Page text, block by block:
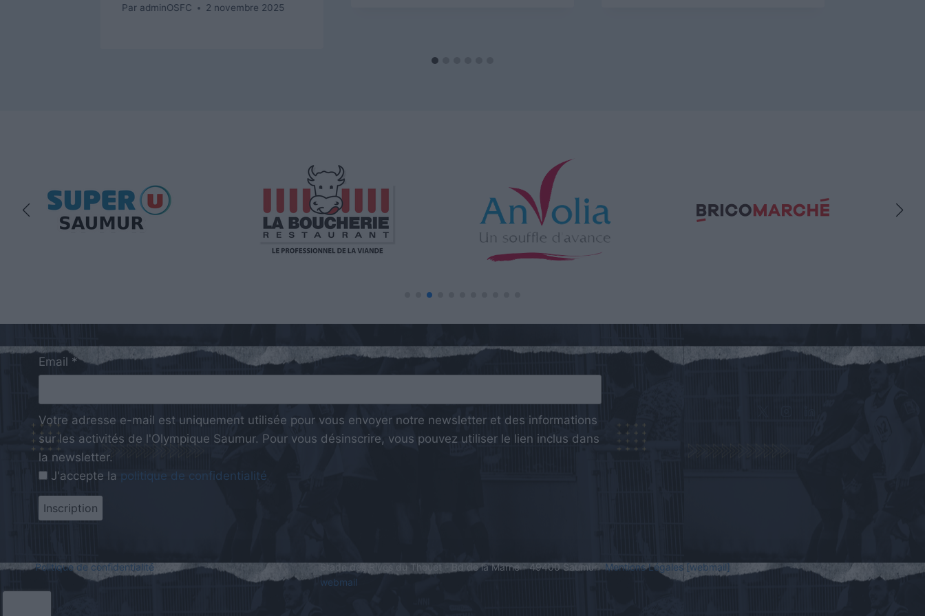
Par adminOSFC 2 novembre 2025
Email *
Votre adresse e-mail est uniquement utilisée pour vous envoyer notre newsletter et des informations
sur les activités de l'Olympique Saumur. Pour vous désinscrire, vous pouvez utiliser le lien inclus dans
la newsletter.
J'accepte la politique de confidentialité
Politique de confidentialité
Stade des Rives du Thouet - Bd de la Marne - 49400 Saumur
webmail
Mentions Légales [webmail]